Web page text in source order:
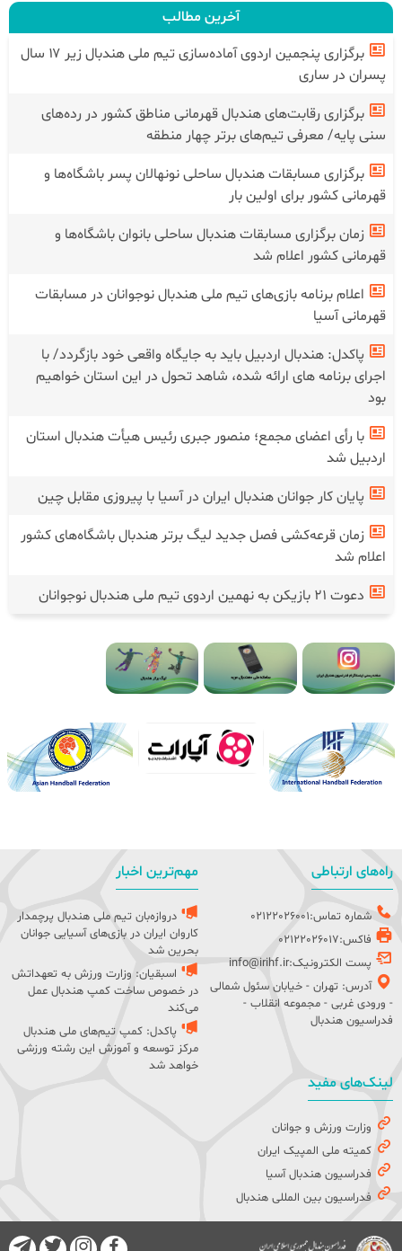
آخرین مطالب
برگزاری پنجمین اردوی آماده‌سازی تیم ملی هندبال زیر ۱۷ سال
پسران در ساری
برگزاری رقابت‌های هندبال قهرمانی مناطق کشور در رده‌های
سنی پایه/ معرفی تیم‌های برتر چهار منطقه
برگزاری مسابقات هندبال ساحلی نونهالان پسر باشگاه‌ها و
قهرمانی کشور برای اولین بار
زمان برگزاری مسابقات هندبال ساحلی بانوان باشگاه‌ها و
قهرمانی کشور اعلام شد
اعلام برنامه بازی‌های تیم ملی هندبال نوجوانان در مسابقات
قهرمانی آسیا
پاکدل: هندبال اردبیل باید به جایگاه واقعی خود بازگردد/ با
اجرای برنامه های ارائه شده، شاهد تحول در این استان خواهیم
بود
با رأی اعضای مجمع؛ منصور جبری رئیس هیأت هندبال استان
اردبیل شد
پایان کار جوانان هندبال ایران در آسیا با پیروزی مقابل چین
زمان قرعه‌کشی فصل جدید لیگ برتر هندبال باشگاه‌های کشور
اعلام شد
دعوت ۲۱ بازیکن به نهمین اردوی تیم ملی هندبال نوجوانان
راه‌های ارتباطی
شماره تماس:02122026001
فاکس:02122026017
پست الکترونیک:info@irihf.ir
آدرس: تهران - خیابان سئول شمالی
- ورودی غربی - مجموعه انقلاب -
فدراسیون هندبال
مهم‌ترین اخبار
دروازه‌بان تیم ملی هندبال پرچمدار
کاروان ایران در بازی‌های آسیایی جوانان
بحرین شد
اسبقیان: وزارت ورزش به تعهداتش
در خصوص ساخت کمپ هندبال عمل
می‌کند
پاکدل: کمپ تیم‌های ملی هندبال
مرکز توسعه و آموزش این رشته ورزشی
خواهد شد
لینک‌های مفید
وزارت ورزش و جوانان
کمیته ملی المپیک ایران
فدراسیون هندبال آسیا
فدراسیون بین المللی هندبال